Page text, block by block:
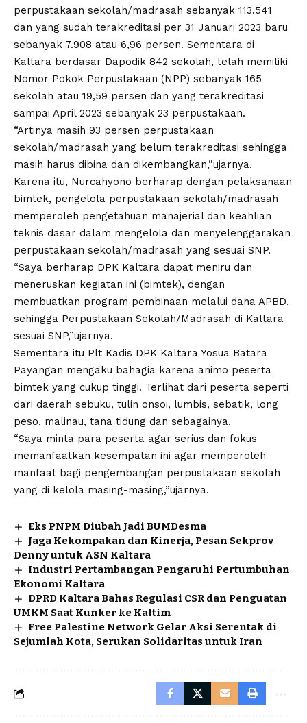
perpustakaan sekolah/madrasah sebanyak 113.541
dan yang sudah terakreditasi per 31 Januari 2023 baru
sebanyak 7.908 atau 6,96 persen. Sementara di
Kaltara berdasar Dapodik 842 sekolah, telah memiliki
Nomor Pokok Perpustakaan (NPP) sebanyak 165
sekolah atau 19,59 persen dan yang terakreditasi
sampai April 2023 sebanyak 23 perpustakaan.
“Artinya masih 93 persen perpustakaan
sekolah/madrasah yang belum terakreditasi sehingga
masih harus dibina dan dikembangkan,”ujarnya.
Karena itu, Nurcahyono berharap dengan pelaksanaan
bimtek, pengelola perpustakaan sekolah/madrasah
memperoleh pengetahuan manajerial dan keahlian
teknis dasar dalam mengelola dan menyelenggarakan
perpustakaan sekolah/madrasah yang sesuai SNP.
“Saya berharap DPK Kaltara dapat meniru dan
meneruskan kegiatan ini (bimtek), dengan
membuatkan program pembinaan melalui dana APBD,
sehingga Perpustakaan Sekolah/Madrasah di Kaltara
sesuai SNP,”ujarnya.
Sementara itu Plt Kadis DPK Kaltara Yosua Batara
Payangan mengaku bahagia karena animo peserta
bimtek yang cukup tinggi. Terlihat dari peserta seperti
dari daerah sebuku, tulin onsoi, lumbis, sebatik, long
peso, malinau, tana tidung dan sebagainya.
“Saya minta para peserta agar serius dan fokus
memanfaatkan kesempatan ini agar memperoleh
manfaat bagi pengembangan perpustakaan sekolah
yang di kelola masing-masing,”ujarnya.
Eks PNPM Diubah Jadi BUMDesma
Jaga Kekompakan dan Kinerja, Pesan Sekprov
Denny untuk ASN Kaltara
Industri Pertambangan Pengaruhi Pertumbuhan
Ekonomi Kaltara
DPRD Kaltara Bahas Regulasi CSR dan Penguatan
UMKM Saat Kunker ke Kaltim
Free Palestine Network Gelar Aksi Serentak di
Sejumlah Kota, Serukan Solidaritas untuk Iran